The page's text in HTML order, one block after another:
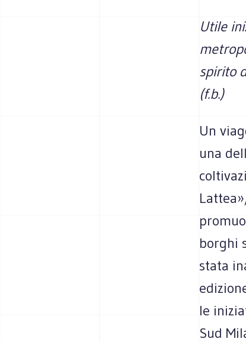
Utile
spirito
(f.b.)
Un
una
borghi
stata
le
Sud